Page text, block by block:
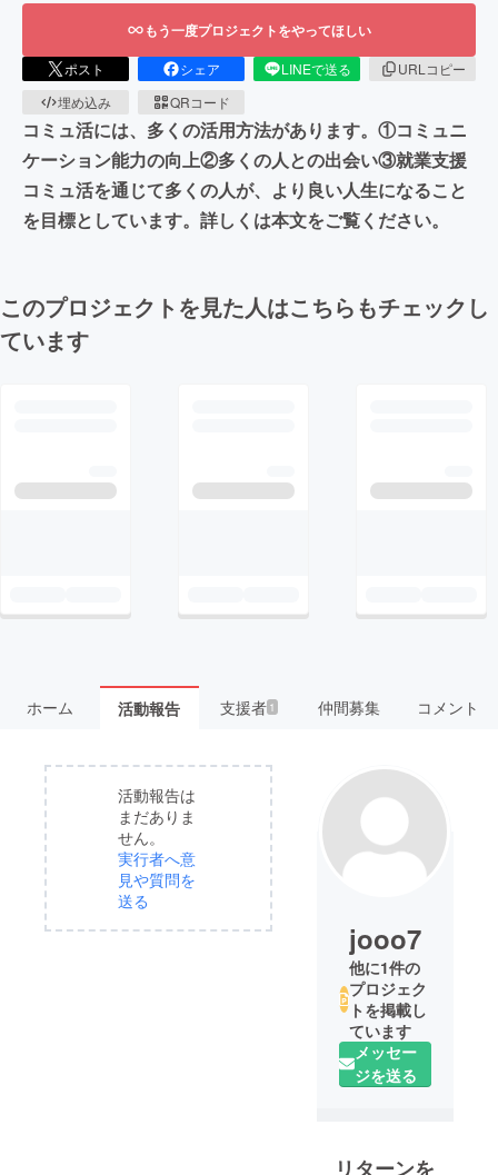
もう一度プロジェクトをやってほしい
ポスト シェア LINEで送る
URLコピー
埋め込み
QRコード
コミュ活には、多くの活用方法があります。①コミュニ
ケーション能力の向上②多くの人との出会い③就業支援
コミュ活を通じて多くの人が、より良い人生になること
を目標としています。詳しくは本文をご覧ください。
このプロジェクトを見た人はこちらもチェックし
ています
ホーム 活動報告 支援者 1 仲間募集 コメント
活動報告は
まだありま
せん。
実行者へ意
見や質問を
送る
jooo7
他に1件の
プロジェク
トを掲載し
ています
メッセー
ジを送る
リターンを